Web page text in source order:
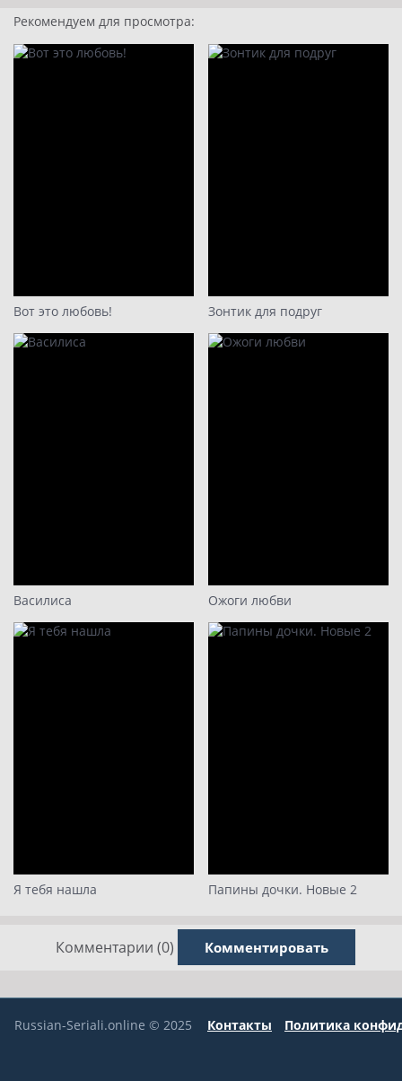
7 серия
8 серия
Рекомендуем для просмотра:
Вот это любовь! Зонтик для подруг
Василиса Ожоги любви
Я тебя нашла Папины дочки. Новые 2
Комментарии (0) Комментировать
Russian-Seriali.online © 2025 Контакты Политика